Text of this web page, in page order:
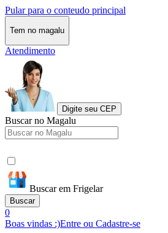
Pular para o conteudo principal
Tem no magalu
Atendimento
Digite seu CEP
Buscar no Magalu
Buscar em Frigelar
Buscar
0
Boas vindas :)Entre ou Cadastre-se